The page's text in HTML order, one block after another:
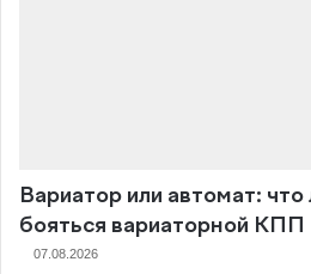
Вариатор или автомат:
бояться вариаторной КПП
07.08.2026